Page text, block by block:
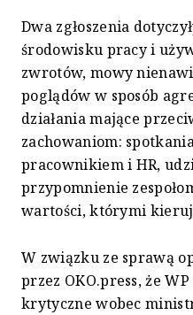
Dwa zgłoszenia
środowisku pracy i
zwrotów, mowy
poglądów w sposób
działania mające
zachowaniom:
pracownikiem i HR,
przypomnienie
wartości, którymi
W związku ze sprawą
przez OKO.press, że
krytyczne wobec